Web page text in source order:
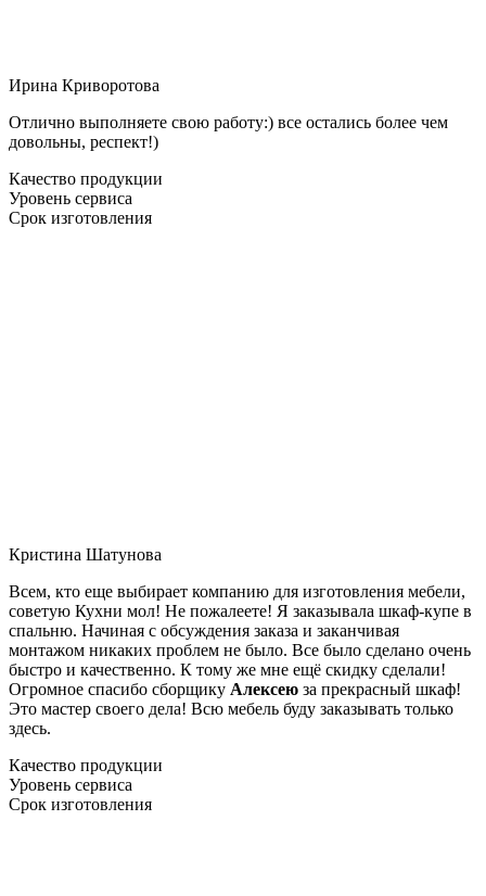
Ирина Криворотова
Отлично выполняете свою работу:) все остались более чем
довольны, респект!)
Качество продукции
Уровень сервиса
Срок изготовления
Кристина Шатунова
Всем, кто еще выбирает компанию для изготовления мебели,
советую Кухни мол! Не пожалеете! Я заказывала шкаф-купе в
спальню. Начиная с обсуждения заказа и заканчивая
монтажом никаких проблем не было. Все было сделано очень
быстро и качественно. К тому же мне ещё скидку сделали!
Огромное спасибо сборщику Алексею за прекрасный шкаф!
Это мастер своего дела! Всю мебель буду заказывать только
здесь.
Качество продукции
Уровень сервиса
Срок изготовления